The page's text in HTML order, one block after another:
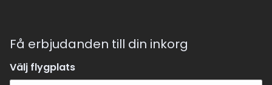
Få erbjudanden till din inkorg
Välj flygplats